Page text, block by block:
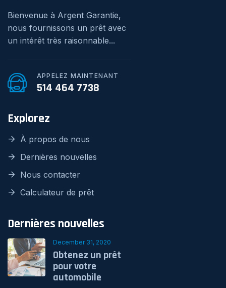
Bienvenue à Argent Garantie,
nous fournissons un prêt avec
un intérêt très raisonnable...
APPELEZ MAINTENANT
514 464 7738
Explorez
À propos de nous
Dernières nouvelles
Nous contacter
Calculateur de prêt
Dernières nouvelles
December 31, 2020
Obtenez un prêt
pour votre
automobile